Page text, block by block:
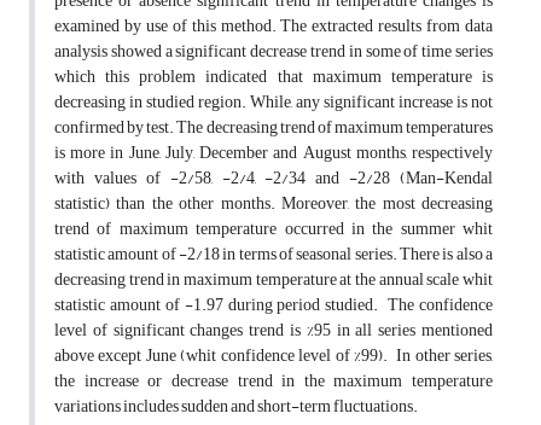
examined by use of this method. The extracted results from data
analysis showed a significant decrease trend in some of time series
which this problem indicated that maximum temperature is
decreasing in studied region. While, any significant increase is not
confirmed by test. The decreasing trend of maximum temperatures
is more in June, July, December and August months, respectively
with values of -2/58, -2/4, -2/34 and -2/28 (Man-Kendal
statistic) than the other months. Moreover, the most decreasing
trend of maximum temperature occurred in the summer whit
statistic amount of -2/18 in terms of seasonal series. There is also a
decreasing trend in maximum temperature at the annual scale whit
statistic amount of -1.97 during period studied. The confidence
level of significant changes trend is %95 in all series mentioned
above except June (whit confidence level of %99). In other series,
the increase or decrease trend in the maximum temperature
variations includes sudden and short-term fluctuations.